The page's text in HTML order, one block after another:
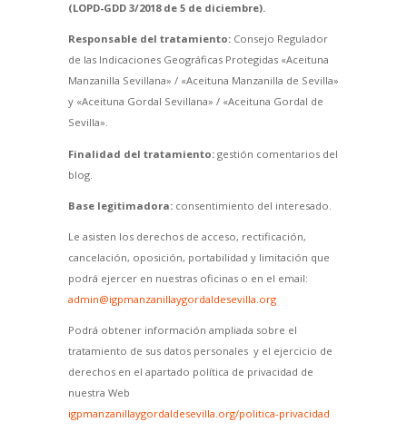
(LOPD-GDD 3/2018 de 5 de diciembre).
Responsable del tratamiento:Consejo Regulador
de las Indicaciones Geográficas Protegidas «Aceituna
Manzanilla Sevillana» / «Aceituna Manzanilla de Sevilla»
y «Aceituna Gordal Sevillana» / «Aceituna Gordal de
Sevilla».
Finalidad del tratamiento:gestión comentarios del
blog.
Base legitimadora:consentimiento del interesado.
Le asisten los derechos de acceso, rectificación,
cancelación, oposición, portabilidad y limitación que
podrá ejercer en nuestras oficinas o en el email:
admin@igpmanzanillaygordaldesevilla.org
Podrá obtener información ampliada sobre el
tratamiento de sus datos personales y el ejercicio de
derechos en el apartado política de privacidad de
nuestra Web
igpmanzanillaygordaldesevilla.org/politica-privacidad